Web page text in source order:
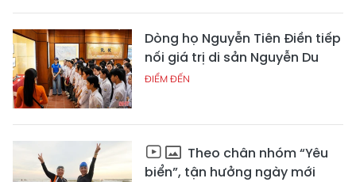
Dòng họ Nguyễn Tiên Điền tiếp
nối giá trị di sản Nguyễn Du
ĐIỂM ĐẾN
Theo chân nhóm “Yêu
biển”, tận hưởng ngày mới